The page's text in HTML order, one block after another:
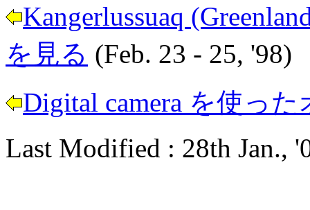
Kangerlussuaq
を見る (Feb. 23 - 25, '98)
Digital camera を使っ
Last Modified : 28th Jan.,